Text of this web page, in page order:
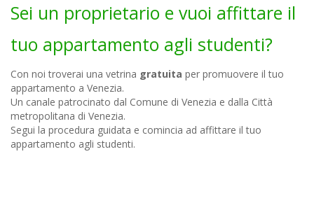
Sei un proprietario e vuoi affittare il
tuo appartamento agli studenti?
Con noi troverai una vetrina gratuita per promuovere il tuo
appartamento a Venezia.
Un canale patrocinato dal Comune di Venezia e dalla Città
metropolitana di Venezia.
Segui la procedura guidata e comincia ad affittare il tuo
appartamento agli studenti.